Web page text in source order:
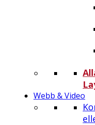
Webb & Video